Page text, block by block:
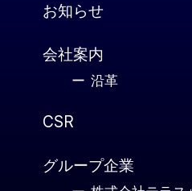
お知らせ
会社案内
沿革
CSR
グループ企業